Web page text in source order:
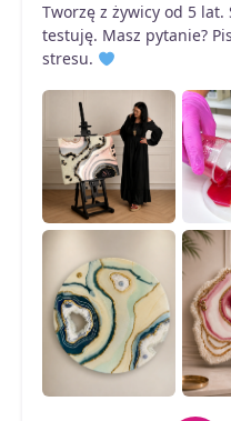
Tworzę z żywicy od 5
testuję. Masz pytanie?
stresu.